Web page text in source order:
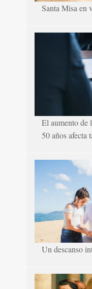
Santa Misa
El aumento de
50 años afecta
Un descanso